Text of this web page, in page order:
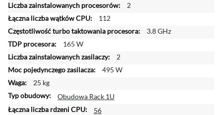
f
o
r
m
c
j
i
2
112
3.8 GHz
165 W
2
495 W
25 kg
Obudowa Rack 1U
56